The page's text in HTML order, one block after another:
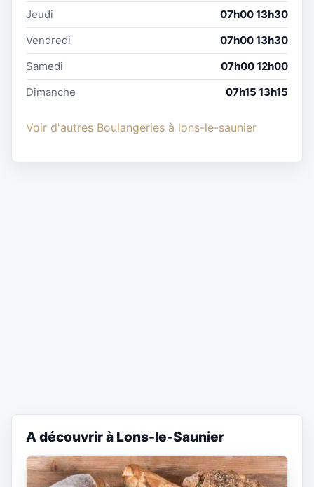
Jeudi
07h00 13h30
Vendredi
07h00 13h30
Samedi
07h00 12h00
Dimanche
07h15 13h15
Voir d'autres Boulangeries à lons-le-saunier
A découvrir à Lons-le-Saunier